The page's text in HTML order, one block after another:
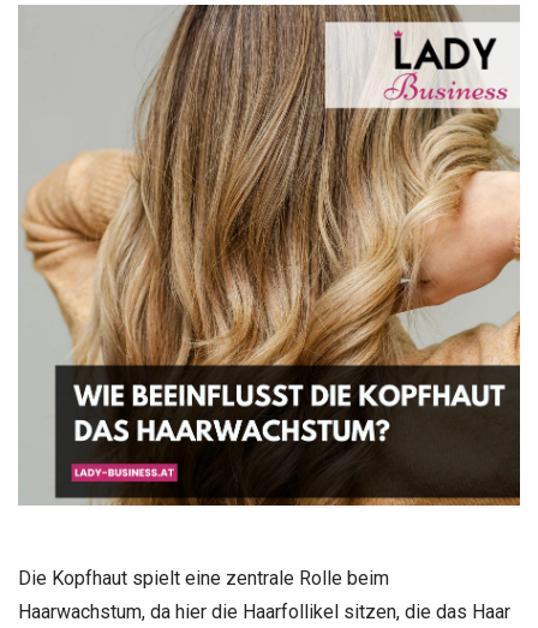
Die Kopfhaut spielt eine zentrale Rolle beim
Haarwachstum, da hier die Haarfollikel sitzen, die das Haar